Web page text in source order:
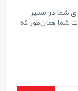
شما در مسیر
شما همان‌طور که